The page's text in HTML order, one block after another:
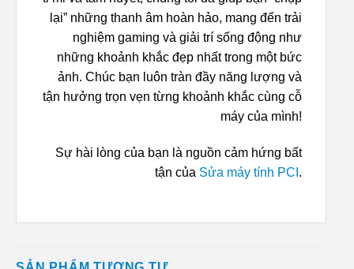
lại” những thanh âm hoàn hảo, mang đến trải
nghiệm gaming và giải trí sống động như
những khoảnh khắc đẹp nhất trong một bức
ảnh. Chúc bạn luôn tràn đầy năng lượng và
tận hưởng trọn vẹn từng khoảnh khắc cùng cỗ
máy của mình!
Sự hài lòng của bạn là nguồn cảm hứng bất
tận của Sửa máy tính PCI .